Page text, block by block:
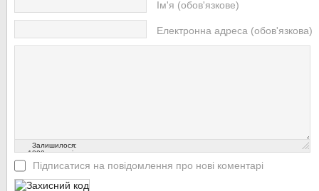
Ім'я (обов'язкове)
Електронна адреса (обов'язкова)
Залишилося:
1000символів
Підписатися на повідомлення про нові коментарі